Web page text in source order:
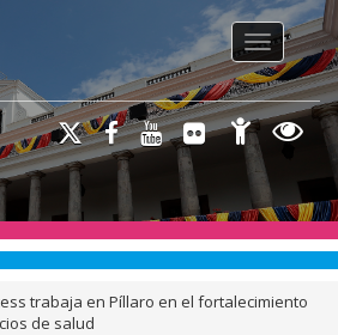
Toggle
trabaja en Píllaro en el fortalecimiento
de salud